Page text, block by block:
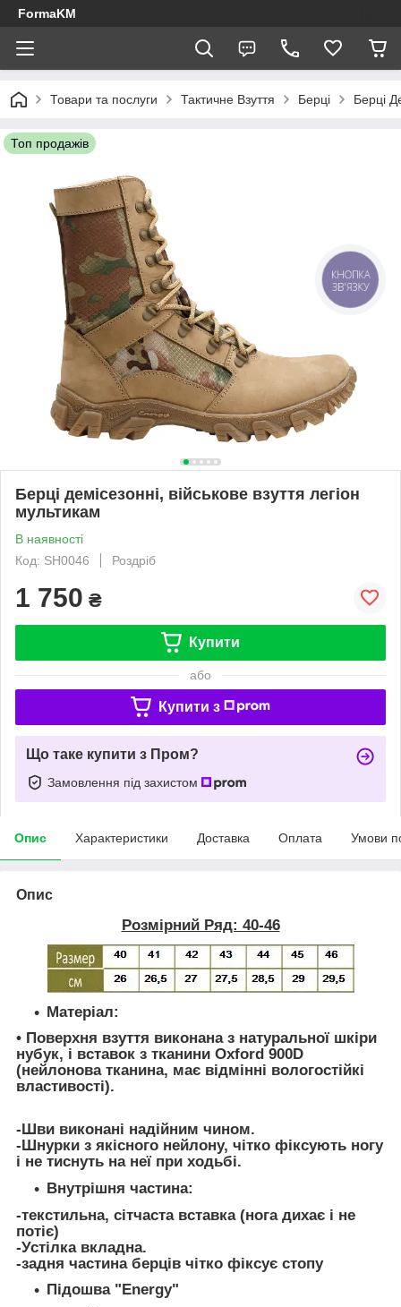
FormaKM
Товари та послуги Тактичне Взуття Берці Берці
Топ продажів
Берці демісезонні, військове взуття легіон
мультикам
В наявності
Код: SH0046
Роздріб
1 750 ₴
Купити
або
Купити з
Що таке купити з Пром?
Замовлення під захистом
Опис Характеристики Доставка Оплата Умови
Опис
Розмірний Ряд: 40-46
Матеріал:
• Поверхня взуття виконана з натуральної шкіри
нубук, і вставок з тканини Oxford 900D
(нейлонова тканина, має відмінні вологостійкі
властивості).
-Шви виконані надійним чином.
-Шнурки з якісного нейлону, чітко фіксують ногу
і не тиснуть на неї при ходьбі.
Внутрішня частина:
-текстильна, сітчаста вставка (нога дихає і не
потіє)
-Устілка вкладна.
-задня частина берців чітко фіксує стопу
Підошва "Energy"
КНОПКА
ЗВ'ЯЗКУ